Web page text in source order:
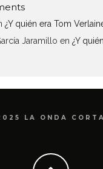
¿Y quién era Tom
Jaramillo en ¿Y
LA ONDA CORTA